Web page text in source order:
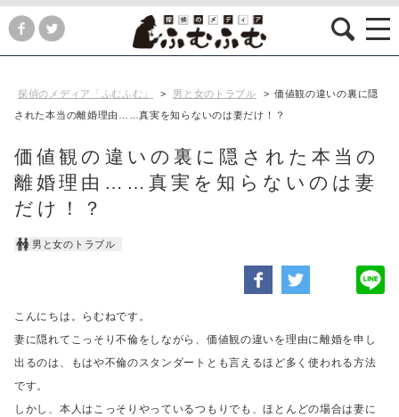
探偵のメディア「ふむふむ」 > 男と女のトラブル > 価値観の違いの裏に隠
された本当の離婚理由……真実を知らないのは妻だけ！？
価値観の違いの裏に隠された本当の
離婚理由……真実を知らないのは妻
だけ！？
男と女のトラブル
こんにちは。らむねです。
妻に隠れてこっそり不倫をしながら、価値観の違いを理由に離婚を申し
出るのは、
もはや不倫のスタンダートとも言えるほど多く使われる方法
です。
しかし、本人はこっそりやっているつもりでも、ほとんどの場合は妻に